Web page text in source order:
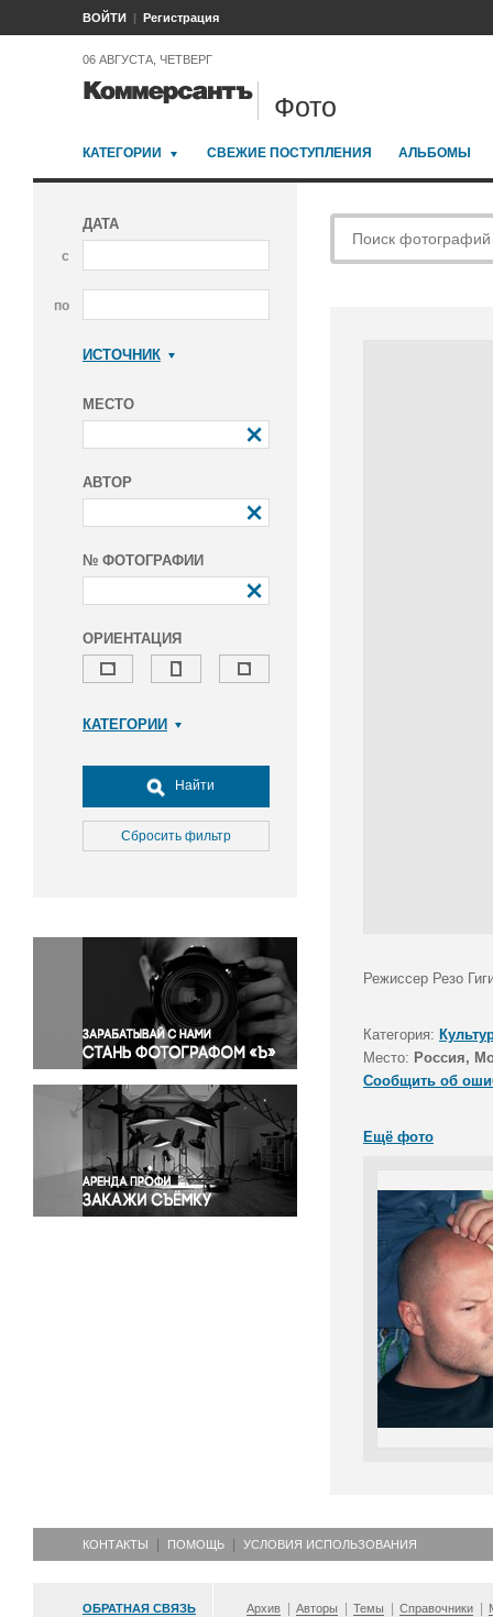
ВОЙТИ Регистрация
06 АВГУСТА, ЧЕТВЕРГ
Фото
КАТЕГОРИИ СВЕЖИЕ ПОСТУПЛЕНИЯ АЛЬБОМЫ
ДАТА
с
по
ИСТОЧНИК
МЕСТО
АВТОР
№ ФОТОГРАФИИ
ОРИЕНТАЦИЯ
КАТЕГОРИИ
Досуг, туризм и отдых
Культура
Медицина
Окружающая среда
Политика
Правосудие
Происшествия и конфликты
Религия
Светская жизнь
Спорт
Экология
Экономика и бизнес
Найти
Сбросить фильтр
Режиссер Резо
Категория:
Место: Россия,
Сообщить об
Ещё фото
КОНТАКТЫ ПОМОЩЬ УСЛОВИЯ ИСПОЛЬЗОВАНИЯ
ОБРАТНАЯ СВЯЗЬ Архив Авторы Темы Справочники